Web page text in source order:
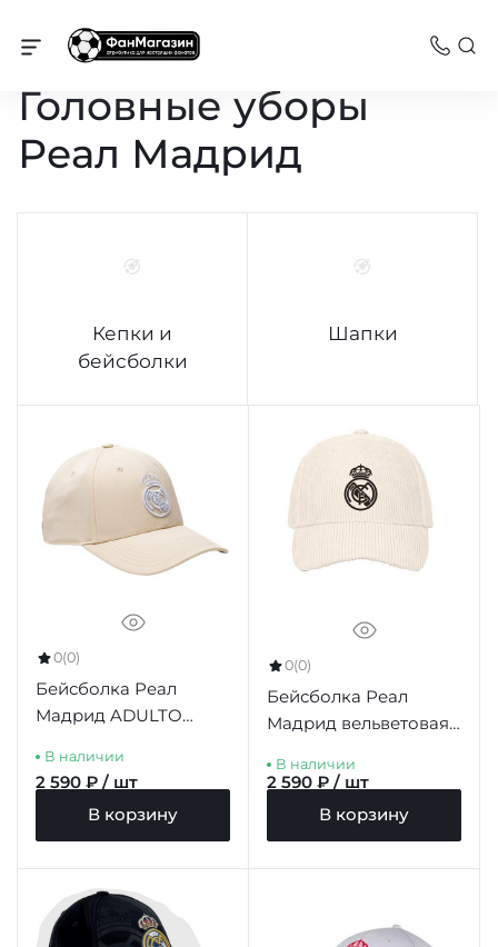
Реал Мадрид
Головные уборы
Реал Мадрид
Кепки и
бейсболки
Шапки
0(0)
Бейсболка Реал
Мадрид ADULTO
В наличии
2 590 ₽ / шт
В корзину
0(0)
Бейсболка Реал
Мадрид вельветовая
В наличии
2 590 ₽ / шт
В корзину